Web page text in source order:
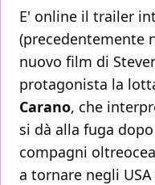
E' online il trailer
(precedentemente
nuovo film di
protagonista la
Carano, che
si dà alla fuga
compagni
a tornare negli